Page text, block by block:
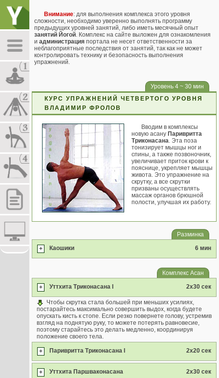
Внимание: для выполнения комплекса этого уровня
сложности, необходимо уверенно выполнять программу
предыдущих уровней занятий, либо иметь месячный опыт
занятий Йогой. Комплекс на сайте выложен для ознакомления
и администрация портала не несет ответственности за
неблагоприятные последствия от занятий, так как не может
контролировать технику и безопасность выполнения
упражнений.
Уровень 4 ~ 30 мин
КУРС УПРАЖНЕНИЙ ЧЕТВЕРТОГО УРОВНЯ
ВЛАДИМИР ФРОЛОВ
Вводим в комплексы
новую асану Паривритта
Триконасана. Эта поза
тонизирует мышцы ног и
спины, а также позвоночник,
увеличивает приток крови к
пояснице, укрепляет мышцы
живота. Это упражнение на
скрутку, а все скрутки
призваны осуществлять
массаж органов брюшной
полости, улучшая их работу.
Разминка
+ Каошики 6 мин
Комплекс Асан
+ Уттхита Триконасана I 2x30 сек
Чтобы скрутка стала большей при меньших усилиях,
постарайтесь максимально совершить выдох, когда будете
опускать кисть к стопе. Если резко повернете голову, устремив
взгляд на поднятую руку, то можете потерять равновесие,
поэтому старайтесь это делать медленно, координируя
положение своего тела.
+ Паривритта Триконасана I 2x20 сек
+ Уттхита Паршваконасана 2x30 сек